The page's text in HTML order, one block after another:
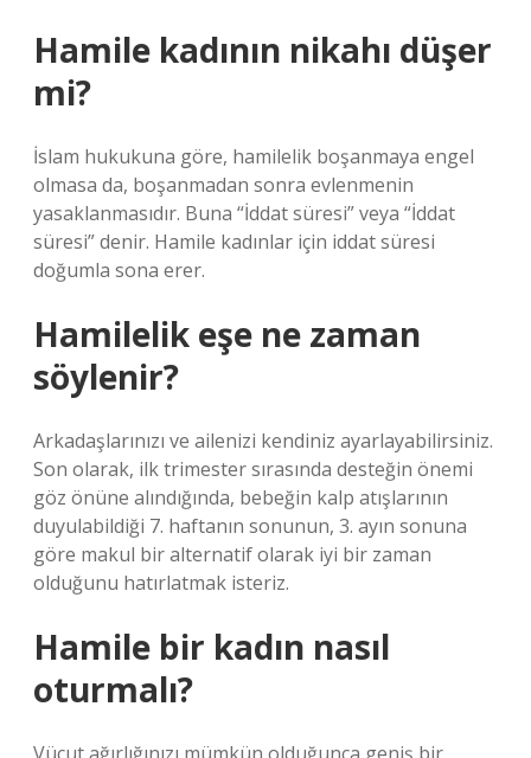
Hamile kadının nikahı düşer
mi?
İslam hukukuna göre, hamilelik boşanmaya engel
olmasa da, boşanmadan sonra evlenmenin
yasaklanmasıdır. Buna “İddat süresi” veya “İddat
süresi” denir. Hamile kadınlar için iddat süresi
doğumla sona erer.
Hamilelik eşe ne zaman
söylenir?
Arkadaşlarınızı ve ailenizi kendiniz ayarlayabilirsiniz.
Son olarak, ilk trimester sırasında desteğin önemi
göz önüne alındığında, bebeğin kalp atışlarının
duyulabildiği 7. haftanın sonunun, 3. ayın sonuna
göre makul bir alternatif olarak iyi bir zaman
olduğunu hatırlatmak isteriz.
Hamile bir kadın nasıl
oturmalı?